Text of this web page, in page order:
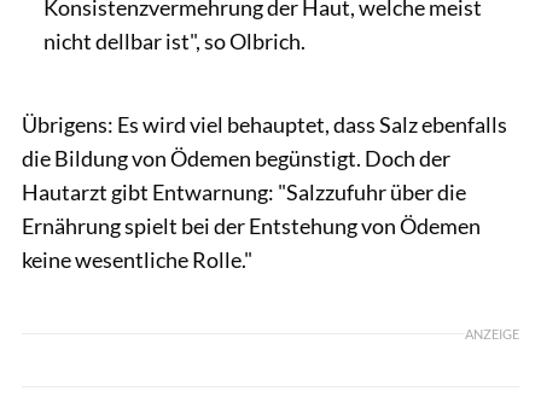
Konsistenzvermehrung der Haut, welche meist
nicht dellbar ist", so Olbrich.
Übrigens: Es wird viel behauptet, dass Salz ebenfalls
die Bildung von Ödemen begünstigt. Doch der
Hautarzt gibt Entwarnung: "Salzzufuhr über die
Ernährung spielt bei der Entstehung von Ödemen
keine wesentliche Rolle."
ANZEIGE